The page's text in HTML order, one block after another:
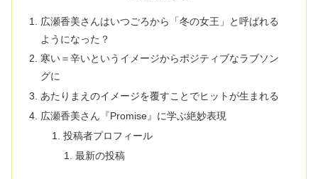
広瀬香美さんはいつごろから「冬の女王」と呼ばれる
ようになった？
寒い＝辛いというイメージからポジティブなラブソン
グに
あたりまえのイメージを覆すことでヒットが生まれる
広瀬香美さん『Promise』に学ぶ絶妙表現
投稿者プロフィール
最新の投稿